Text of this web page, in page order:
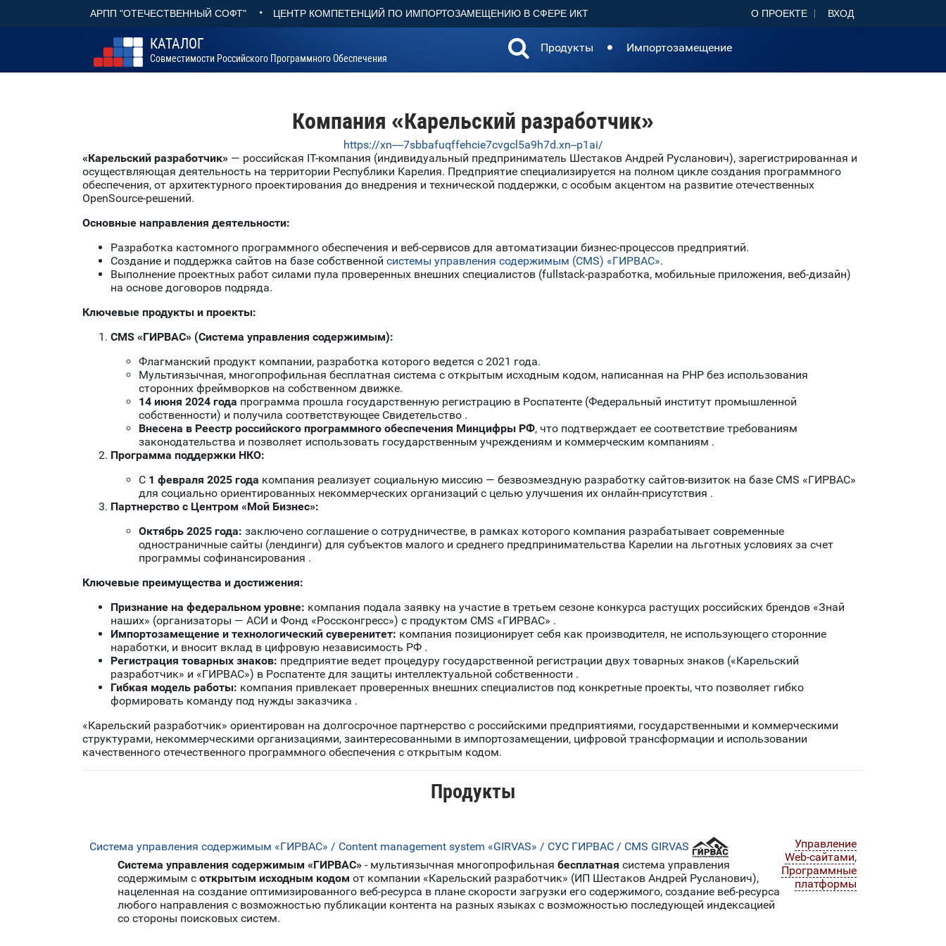
АРПП "ОТЕЧЕСТВЕННЫЙ СОФТ" • ЦЕНТР КОМПЕТЕНЦИЙ ПО ИМПОРТОЗАМЕЩЕНИЮ В СФЕРЕ ИКТ О ПРОЕКТЕ ВХОД
КАТАЛОГ
Совместимости Российского Программного Обеспечения
Продукты Импортозамещение
Компания «Карельский разработчик»
https://xn----7sbbafuqffehcie7cvgcl5a9h7d.xn--p1ai/
«Карельский разработчик» — российская IT-компания (индивидуальный предприниматель Шестаков Андрей Русланович), зарегистрированная и
осуществляющая деятельность на территории Республики Карелия. Предприятие специализируется на полном цикле создания программного
обеспечения, от архитектурного проектирования до внедрения и технической поддержки, с особым акцентом на развитие отечественных
OpenSource-решений.
Основные направления деятельности:
Разработка кастомного программного обеспечения и веб-сервисов для автоматизации бизнес-процессов предприятий.
Создание и поддержка сайтов на базе собственной системы управления содержимым (CMS) «ГИРВАС».
Выполнение проектных работ силами пула проверенных внешних специалистов (fullstack-разработка, мобильные приложения, веб-дизайн)
на основе договоров подряда.
Ключевые продукты и проекты:
CMS «ГИРВАС» (Система управления содержимым):
Флагманский продукт компании, разработка которого ведется с 2021 года.
Мультиязычная, многопрофильная бесплатная система с открытым исходным кодом, написанная на PHP без использования
сторонних фреймворков на собственном движке.
14 июня 2024 года программа прошла государственную регистрацию в Роспатенте (Федеральный институт промышленной
собственности) и получила соответствующее Свидетельство .
Внесена в Реестр российского программного обеспечения Минцифры РФ, что подтверждает ее соответствие требованиям
законодательства и позволяет использовать государственным учреждениям и коммерческим компаниям .
Программа поддержки НКО:
С 1 февраля 2025 года компания реализует социальную миссию — безвозмездную разработку сайтов-визиток на базе CMS «ГИРВАС»
для социально ориентированных некоммерческих организаций с целью улучшения их онлайн-присутствия .
Партнерство с Центром «Мой Бизнес»:
Октябрь 2025 года: заключено соглашение о сотрудничестве, в рамках которого компания разрабатывает современные
одностраничные сайты (лендинги) для субъектов малого и среднего предпринимательства Карелии на льготных условиях за счет
программы софинансирования .
Ключевые преимущества и достижения:
Признание на федеральном уровне: компания подала заявку на участие в третьем сезоне конкурса растущих российских брендов «Знай
наших» (организаторы — АСИ и Фонд «Россконгресс») с продуктом CMS «ГИРВАС» .
Импортозамещение и технологический суверенитет: компания позиционирует себя как производителя, не использующего сторонние
наработки, и вносит вклад в цифровую независимость РФ .
Регистрация товарных знаков: предприятие ведет процедуру государственной регистрации двух товарных знаков («Карельский
разработчик» и «ГИРВАС») в Роспатенте для защиты интеллектуальной собственности .
Гибкая модель работы: компания привлекает проверенных внешних специалистов под конкретные проекты, что позволяет гибко
формировать команду под нужды заказчика .
«Карельский разработчик» ориентирован на долгосрочное партнерство с российскими предприятиями, государственными и коммерческими
структурами, некоммерческими организациями, заинтересованными в импортозамещении, цифровой трансформации и использовании
качественного отечественного программного обеспечения с открытым кодом.
Продукты
Система управления содержимым «ГИРВАС» / Content management system «GIRVAS» / СУС ГИРВАС / CMS GIRVAS
Система управления содержимым «ГИРВАС» - мультиязычная многопрофильная бесплатная система управления
содержимым с открытым исходным кодом от компании «Карельский разработчик» (ИП Шестаков Андрей Русланович),
нацеленная на создание оптимизированного веб-ресурса в плане скорости загрузки его содержимого, создание веб-ресурса
любого направления с возможностью публикации контента на разных языках с возможностью последующей индексацией
со стороны поисковых систем.
Управление
Web-сайтами,
Программные
платформы